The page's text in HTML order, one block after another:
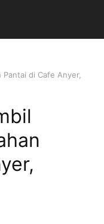
Pantai di Cafe Anyer,